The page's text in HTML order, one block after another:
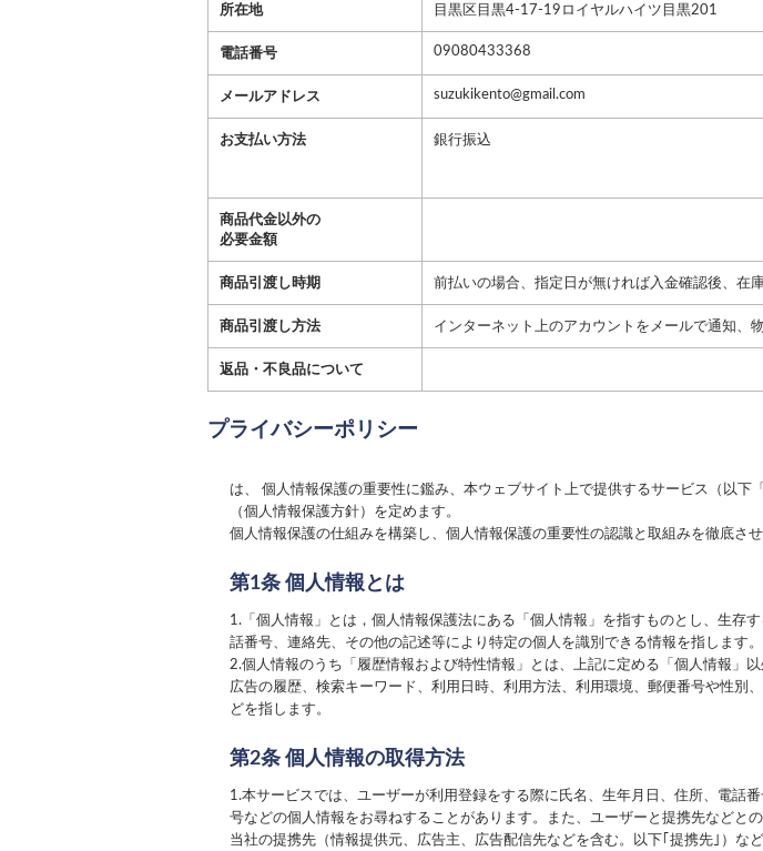
所在地 目黒区目黒4-17-19ロイヤルハイツ目黒201
電話番号 09080433368
メールアドレス suzukikento@gmail.com
お支払い方法 銀行振込
商品代金以外の
必要金額
商品引渡し時期 前払いの場合、指定日が無ければ入金確認後、在
商品引渡し方法 インターネット上のアカウントをメールで通知、
返品・不良品について
プライバシーポリシー
は、 個人情報保護の重要性に鑑み、本ウェブサイト上で提供するサービス（以
（個人情報保護方針）を定めます。
個人情報保護の仕組みを構築し、個人情報保護の重要性の認識と取組みを徹底さ
第1条 個人情報とは
1.「個人情報」とは，個人情報保護法にある「個人情報」を指すものとし、生存
話番号、連絡先、その他の記述等により特定の個人を識別できる情報を指します。
2.個人情報のうち「履歴情報および特性情報」とは、上記に定める「個人情報」
広告の履歴、検索キーワード、利用日時、利用方法、利用環境、郵便番号や性別
どを指します。
第2条 個人情報の取得方法
1.本サービスでは、ユーザーが利用登録をする際に氏名、生年月日、住所、電話
号などの個人情報をお尋ねすることがあります。また、ユーザーと提携先などと
当社の提携先（情報提供元、広告主、広告配信先などを含む。以下｢提携先｣）な